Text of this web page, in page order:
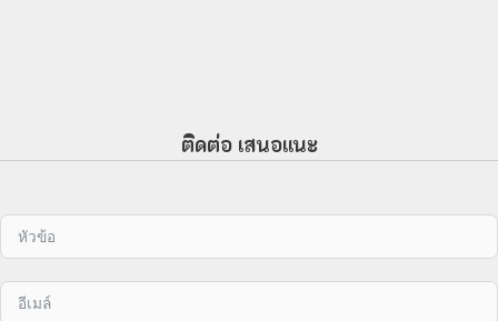
ติดต่อ เสนอแนะ